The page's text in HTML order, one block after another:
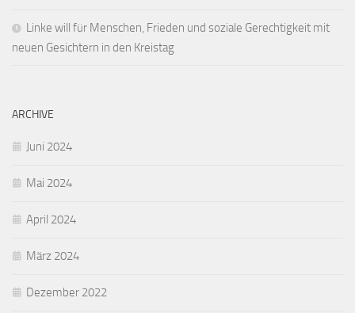
Linke will für Menschen, Frieden und soziale Gerechtigkeit mit
neuen Gesichtern in den Kreistag
ARCHIVE
Juni 2024
Mai 2024
April 2024
März 2024
Dezember 2022